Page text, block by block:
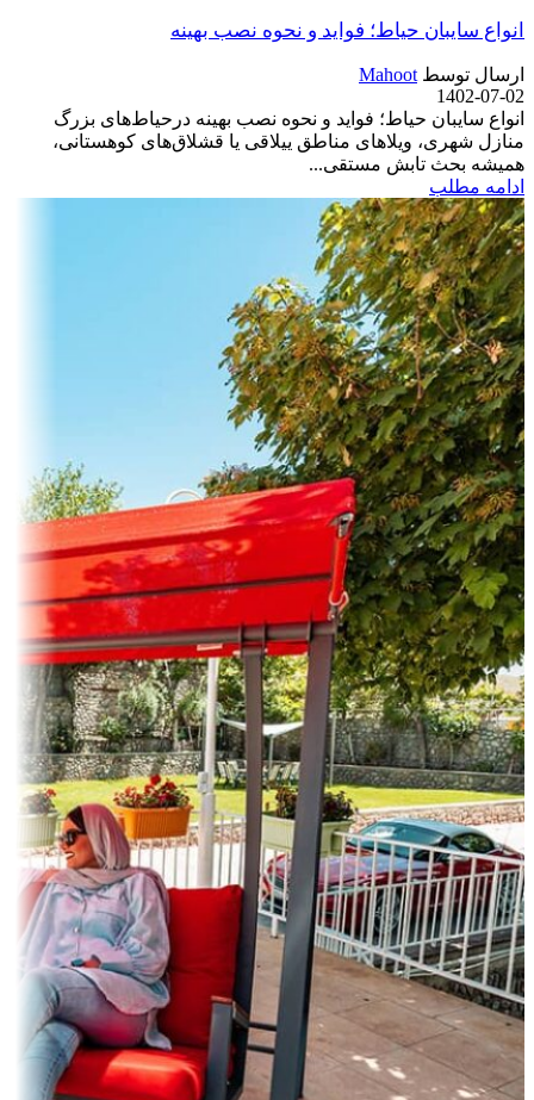
انواع سایبان حیاط؛ فواید و نحوه نصب بهینه
ارسال توسط Mahoot
1402-07-02
انواع سایبان حیاط؛ فواید و نحوه نصب بهینه درحیاط‌های بزرگ
منازل شهری، ویلاهای مناطق ییلاقی یا قشلاق‌های کوهستانی،
همیشه بحث تابش مستقی...
ادامه مطلب